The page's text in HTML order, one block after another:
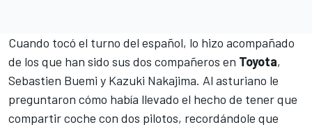
Cuando tocó el turno del español, lo hizo acompañado
de los que han sido sus dos compañeros en Toyota,
Sebastien Buemi y Kazuki Nakajima. Al asturiano le
preguntaron cómo había llevado el hecho de tener que
compartir coche con dos pilotos, recordándole que